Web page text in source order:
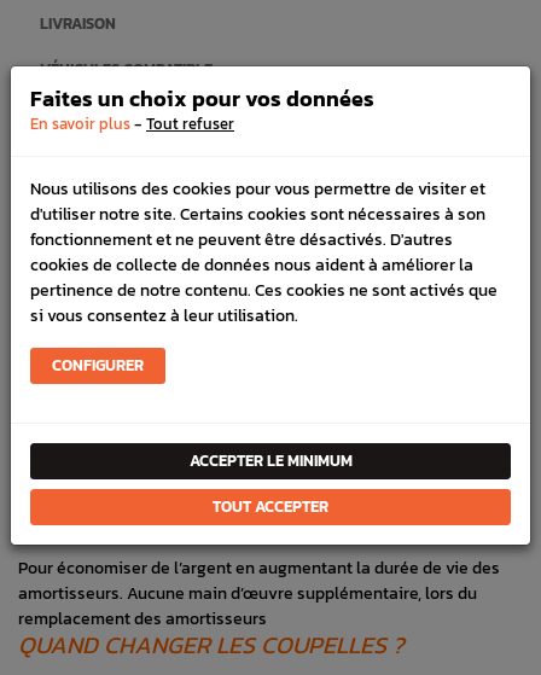
LIVRAISON
VÉHICULES COMPATIBLE
Améliore la liaison entre le châssis et l’amortisseur
autres composants de la suspension y compris les pneus
Améliore la tenue de route
POURQUOI REMPLACER LES COUPELLES ?
plus précise
Pour améliorer la tenue de route
Pour améliorer la géométrie des roulants
Pour économiser de l’argent en augmentant la durée de vie des
amortisseurs. Aucune main d’œuvre supplémentaire, lors du
remplacement des amortisseurs
QUAND CHANGER LES COUPELLES ?
Faites un choix pour vos données
En savoir plus- Tout refuser
Nous utilisons des cookies pour vous permettre de visiter et
d'utiliser notre site. Certains cookies sont nécessaires à son
fonctionnement et ne peuvent être désactivés. D'autres
cookies de collecte de données nous aident à améliorer la
pertinence de notre contenu. Ces cookies ne sont activés que
si vous consentez à leur utilisation.
CONFIGURER
ACCEPTER LE MINIMUM
TOUT ACCEPTER